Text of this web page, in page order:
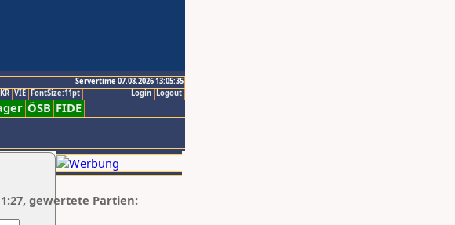
Servertime 07.08.2026 13:05:35
Logout
Login
VIE FontSize:11pt
ÖSB FIDE
gewertete Partien: